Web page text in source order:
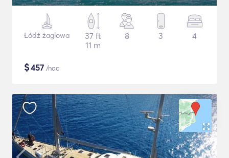
Łódź żaglowa
37 ft
11 m
8 3 4
$457 /noc